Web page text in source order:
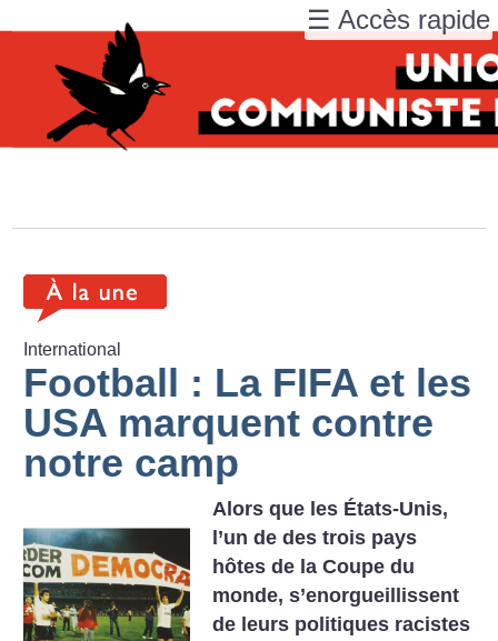
International
Football : La FIFA et les
USA marquent contre
notre camp
Alors que les États-Unis,
l’un de des trois pays
hôtes de la Coupe du
monde, s’enorgueillissent
de leurs politiques racistes
☰ Accès rapide